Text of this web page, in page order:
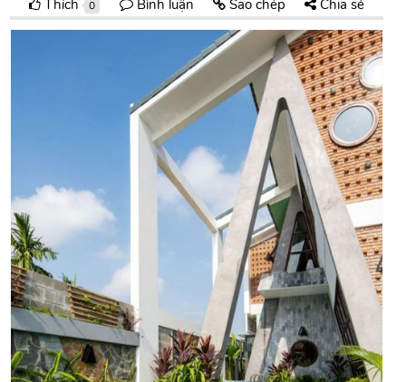
Thích 0 Bình luận Sao chép Chia sẻ